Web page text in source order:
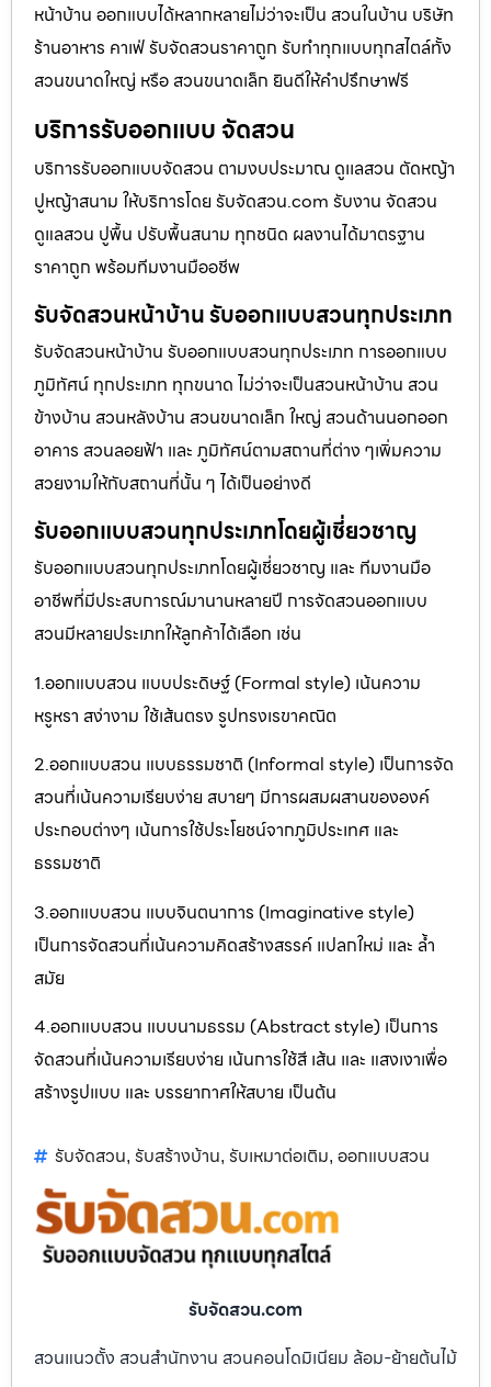
หน้าบ้าน ออกแบบได้หลากหลายไม่ว่าจะเป็น สวนในบ้าน บริษัท
ร้านอาหาร คาเฟ่ รับจัดสวนราคาถูก รับทำทุกแบบทุกสไตล์ทั้ง
สวนขนาดใหญ่ หรือ สวนขนาดเล็ก ยินดีให้คำปรึกษาฟรี
บริการรับออกแบบ จัดสวน
บริการรับออกแบบจัดสวน ตามงบประมาณ ดูเเลสวน ตัดหญ้า
ปูหญ้าสนาม ให้บริการโดย รับจัดสวน.com รับงาน จัดสวน
ดูแลสวน ปูพื้น ปรับพื้นสนาม ทุกชนิด ผลงานได้มาตรฐาน
ราคาถูก พร้อมทีมงานมืออชีพ
รับจัดสวนหน้าบ้าน รับออกแบบสวนทุกประเภท
รับจัดสวนหน้าบ้าน รับออกแบบสวนทุกประเภท การออกแบบ
ภูมิทัศน์ ทุกประเภท ทุกขนาด ไม่ว่าจะเป็นสวนหน้าบ้าน สวน
ข้างบ้าน สวนหลังบ้าน สวนขนาดเล็ก ใหญ่ สวนด้านนอกออก
อาคาร สวนลอยฟ้า และ ภูมิทัศน์ตามสถานที่ต่าง ๆเพิ่มความ
สวยงามให้กับสถานที่นั้น ๆ ได้เป็นอย่างดี
รับออกแบบสวนทุกประเภทโดยผู้เชี่ยวชาญ
รับออกแบบสวนทุกประเภทโดยผู้เชี่ยวชาญ และ ทีมงานมือ
อาชีพที่มีประสบการณ์มานานหลายปี การจัดสวนออกแบบ
สวนมีหลายประเภทให้ลูกค้าได้เลือก เช่น
1.ออกแบบสวน แบบประดิษฐ์ (Formal style) เน้นความ
หรูหรา สง่างาม ใช้เส้นตรง รูปทรงเรขาคณิต
2.ออกแบบสวน แบบธรรมชาติ (Informal style) เป็นการจัด
สวนที่เน้นความเรียบง่าย สบายๆ มีการผสมผสานขององค์
ประกอบต่างๆ เน้นการใช้ประโยชน์จากภูมิประเทศ และ
ธรรมชาติ
3.ออกแบบสวน แบบจินตนาการ (Imaginative style)
เป็นการจัดสวนที่เน้นความคิดสร้างสรรค์ แปลกใหม่ และ ล้ำ
สมัย
4.ออกแบบสวน แบบนามธรรม (Abstract style) เป็นการ
จัดสวนที่เน้นความเรียบง่าย เน้นการใช้สี เส้น และ แสงเงาเพื่อ
สร้างรูปแบบ และ บรรยากาศให้สบาย เป็นต้น
รับจัดสวน, รับสร้างบ้าน, รับเหมาต่อเติม, ออกแบบสวน
รับจัดสวน.com
สวนแนวตั้ง สวนสำนักงาน สวนคอนโดมิเนียม ล้อม-ย้ายต้นไม้